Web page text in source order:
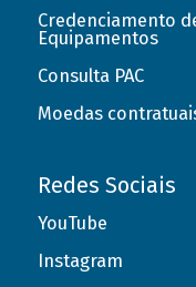
Credenciamento
Equipamentos
Consulta PAC
Moedas
Redes Sociais
YouTube
Instagram